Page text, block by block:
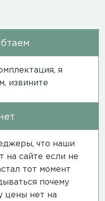
я
извините
что наши
на сайте если не
тот момент
почему
цены нет на